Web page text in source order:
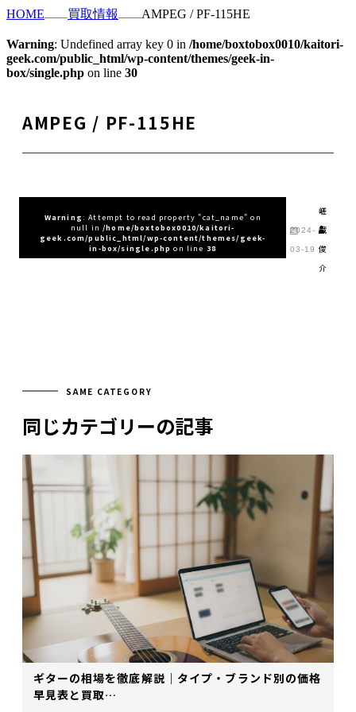
HOME 買取情報 AMPEG / PF-115HE
Warning: Undefined array key 0 in /home/boxtobox0010/kaitori-
geek.com/public_html/wp-content/themes/geek-in-
box/single.php on line 30
AMPEG / PF-115HE
Warning: Attempt to read property "cat_name" on
null in/home/boxtobox0010/kaitori-
geek.com/public_html/wp-content/themes/geek-
in-box/single.php on line 38
2024-
03-19
嵯
峨
俊
介
SAME CATEGORY
同じカテゴリーの記事
ギターの相場を徹底解説｜タイプ・ブランド別の価格
早見表と買取…